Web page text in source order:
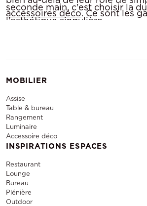
seconde main, c'est choisir la
l'esthétique singulière.
accessoires déco. Ce sont les
accueillir vos invités, des photos
intemporelle, la location de
une touche d'originalité
d'occasion de cadres photo
durabilité et économie, chaque
à l'expérience sensorielle
événements. Les tableaux et
pas simplement des images
murs, ce sont des composants
MOBILIER
Assise
Table & bureau
Rangement
Luminaire
Accessoire déco
INSPIRATIONS ESPACES
Restaurant
Lounge
Bureau
Plénière
Outdoor